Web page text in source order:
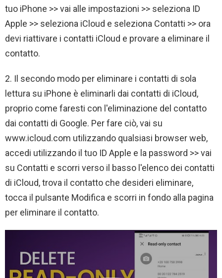
tuo iPhone >> vai alle impostazioni >> seleziona ID
Apple >> seleziona iCloud e seleziona Contatti >> ora
devi riattivare i contatti iCloud e provare a eliminare il
contatto.
2. Il secondo modo per eliminare i contatti di sola
lettura su iPhone è eliminarli dai contatti di iCloud,
proprio come faresti con l'eliminazione del contatto
dai contatti di Google. Per fare ciò, vai su
www.icloud.com utilizzando qualsiasi browser web,
accedi utilizzando il tuo ID Apple e la password >> vai
su Contatti e scorri verso il basso l'elenco dei contatti
di iCloud, trova il contatto che desideri eliminare,
tocca il pulsante Modifica e scorri in fondo alla pagina
per eliminare il contatto.